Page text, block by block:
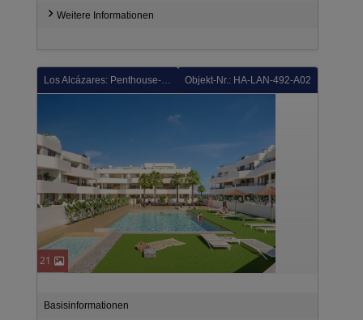
Weitere Informationen
Los Alcázares: Penthouse-Wohnungen mit 3 Schlafzimmern, 2 Bädern, Dachterrasse, Tiefgaragenstellplatz und Gemeinschaftspool in der Golfanlage La Serena Golf Objekt-Nr.: HA-LAN-492-A02
21
Basisinformationen